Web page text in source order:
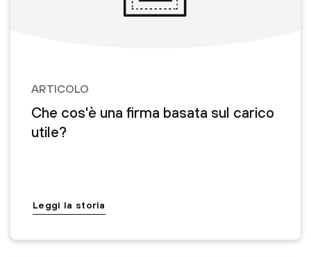
ARTICOLO
Che cos'è una firma basata sul carico
utile?
Leggi la storia